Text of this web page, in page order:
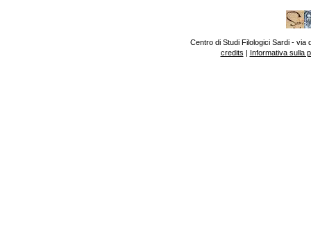
Centro di Studi Filologici Sardi - via
credits | Informativa sulla